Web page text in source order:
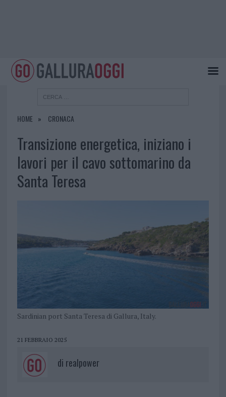
HOME CRONACA
Transizione energetica, iniziano i
lavori per il cavo sottomarino da
Santa Teresa
Sardinian port Santa Teresa di Gallura, Italy.
21 FEBBRAIO 2025
di realpower